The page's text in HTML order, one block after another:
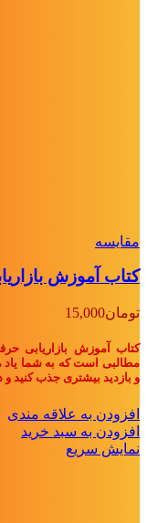
مقايسه
کتاب آموزش
تومان15,000
کتاب آموزش بازاریابی
مطالبی است که به شما یاد
و بازدید بیشتری جذب کنید
افزودن به علاقه مندی
افزودن به سبد خرید
نمایش سریع